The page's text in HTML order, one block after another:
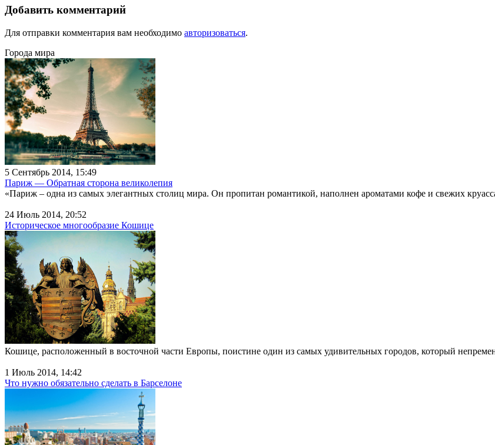
Добавить комментарий
Для отправки комментария вам необходимо авторизоваться.
Города мира
5 Сентябрь 2014, 15:49
Париж — Обратная сторона великолепия
«Париж – одна из самых элегантных столиц мира. Он пропитан романтикой, наполнен ароматами кофе и свежих
24 Июль 2014, 20:52
Историческое многообразие Кошице
Кошице, расположенный в восточной части Европы, поистине один из самых удивительных городов, который
1 Июль 2014, 14:42
Что нужно обязательно сделать в Барселоне